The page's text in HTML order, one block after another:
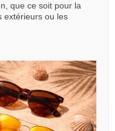
que ce soit pour la
extérieurs ou les